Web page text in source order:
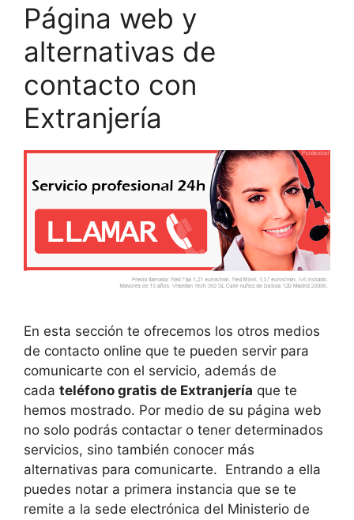
Página web y
alternativas de
contacto con
Extranjería
En esta sección te ofrecemos los otros medios
de contacto online que te pueden servir para
comunicarte con el servicio, además de
cada teléfono gratis de Extranjería que te
hemos mostrado. Por medio de su página web
no solo podrás contactar o tener determinados
servicios, sino también conocer más
alternativas para comunicarte. Entrando a ella
puedes notar a primera instancia que se te
remite a la sede electrónica del Ministerio de